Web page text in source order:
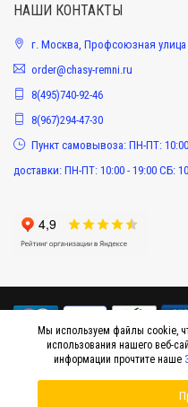
НАШИ КОНТАКТЫ
г. Москва, Профсоюзная улица
order@chasy-remni.ru
8(495)740-92-46
8(967)294-47-30
Пункт самовывоза: ПН-ПТ:
доставки: ПН-ПТ: 10:00 - 19:00 СБ:
© 2015-2026 Интернет-магазин
Мы используем файлы cookie,
использования нашего веб-
информации прочтите наше